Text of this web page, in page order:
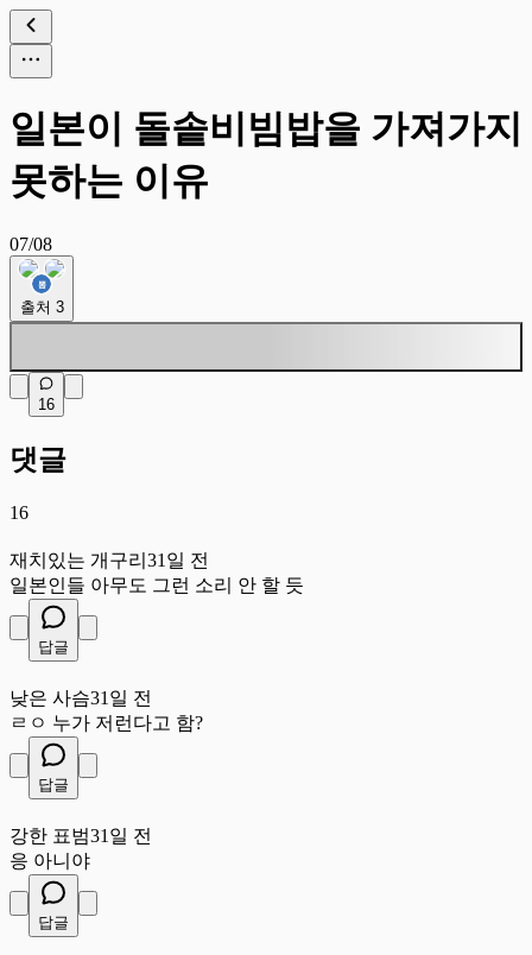
일본이 돌솥비빔밥을 가져가지
못하는 이유
07/08
출처 3
16
댓글
16
재치있는 개구리 31일 전
일본인들 아무도 그런 소리 안 할 듯
답글
낮은 사슴31일 전
ㄹㅇ 누가 저런다고 함?
답글
강한 표범31일 전
응 아니야
답글